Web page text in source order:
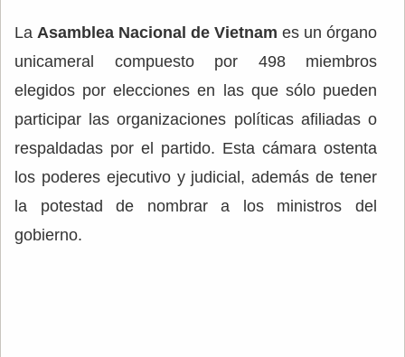
La Asamblea Nacional de Vietnam es un órgano
unicameral compuesto por 498 miembros
elegidos por elecciones en las que sólo pueden
participar las organizaciones políticas afiliadas o
respaldadas por el partido. Esta cámara ostenta
los poderes ejecutivo y judicial, además de tener
la potestad de nombrar a los ministros del
gobierno.